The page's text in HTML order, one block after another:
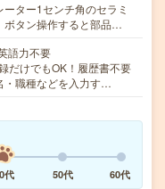
ター1センチ角のセラミ
ボタン操作すると部品…
語力不要
だけでもOK！履歴書不要
職種などを入力す…
代 50代 60代